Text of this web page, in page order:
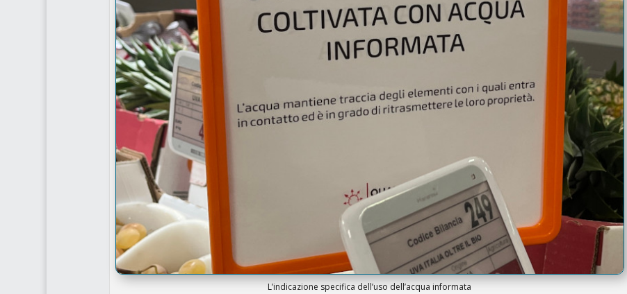
L’indicazione specifica dell’uso dell’acqua informata